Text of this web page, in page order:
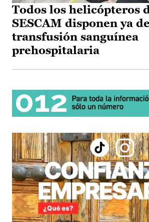
Todos los helicópteros
SESCAM disponen ya de
transfusión sanguínea
prehospitalaria